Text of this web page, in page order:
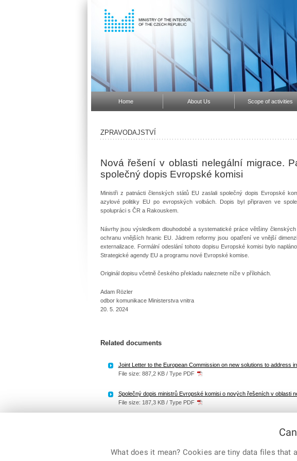
Home About Us Scope of activities
ZPRAVODAJSTVÍ
Nová řešení v oblasti nelegální migrace.
společný dopis Evropské komisi
Ministři z patnácti členských států EU zaslali společný dopis Evropské
azylové politiky EU po evropských volbách. Dopis byl připraven ve
spolupráci s ČR a Rakouskem.
Návrhy jsou výsledkem dlouhodobé a systematické práce většiny
ochranu vnějších hranic EU. Jádrem reformy jsou opatření ve vnější
externalizace. Formální odeslání tohoto dopisu Evropské komisi bylo
Strategické agendy EU a programu nové Evropské komise.
Originál dopisu včetně českého překladu naleznete níže v přílohách.
Adam Rözler
odbor komunikace Ministerstva vnitra
20. 5. 2024
Related documents
Joint Letter to the European Commission on new solutions to address
File size: 887,2 KB / Type PDF
Společný dopis ministrů Evropské komisi o nových řešeních v oblasti
File size: 187,3 KB / Type PDF
What does it mean? Cookies are tiny data files that